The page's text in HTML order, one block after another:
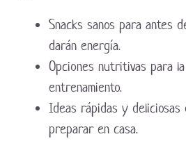
Snacks sanos para antes
darán energía.
Opciones nutritivas para
entrenamiento.
Ideas rápidas y deliciosas
preparar en casa.